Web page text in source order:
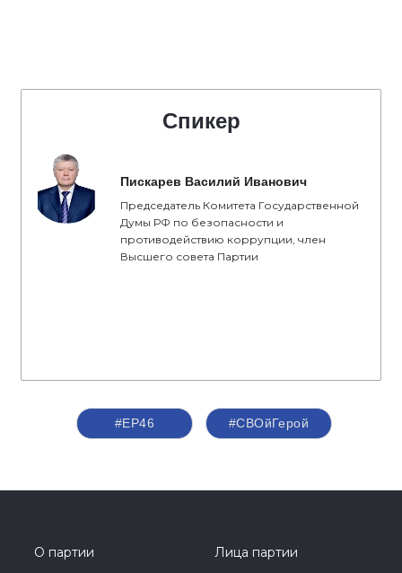
Спикер
Пискарев Василий Иванович
Председатель Комитета Государственной
Думы РФ по безопасности и
противодействию коррупции, член
Высшего совета Партии
#ЕР46 #СВОйГерой
О партии
Лица партии